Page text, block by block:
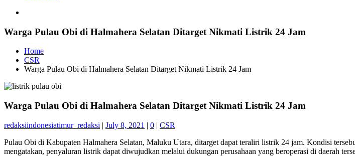
Warga Pulau Obi di Halmahera Selatan Ditarget Nikmati Listrik 24 Jam
Home
CSR
Warga Pulau Obi di Halmahera Selatan Ditarget Nikmati Listrik 24 Jam
Warga Pulau Obi di Halmahera Selatan Ditarget Nikmati Listrik 24 Jam
redaksiindonesiatimur_redaksi | July 8, 2021 | 0 | CSR
Pulau Obi di Kabupaten Halmahera Selatan, Maluku Utara, ditarget dapat teraliri listrik 24 jam. Kondisi
mengatakan, penyaluran listrik dapat diwujudkan melalui dukungan perusahaan yang beroperasi di daerah